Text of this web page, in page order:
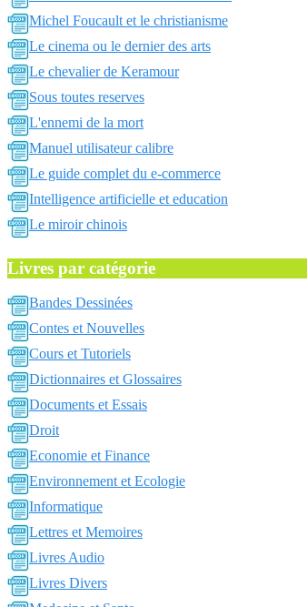
Michel Foucault et le christianisme
Le cinema ou le dernier des arts
Le chevalier de Keramour
Sous toutes reserves
L'ennemi de la mort
Manuel utilisateur calibre
Le guide complet du e-commerce
Intelligence artificielle et education
Le miroir chinois
Livres par catégorie
Bandes Dessinées
Contes et Nouvelles
Cours et Tutoriels
Dictionnaires et Glossaires
Documents et Essais
Droit
Economie et Finance
Environnement et Ecologie
Informatique
Lettres et Memoires
Livres Audio
Livres Divers